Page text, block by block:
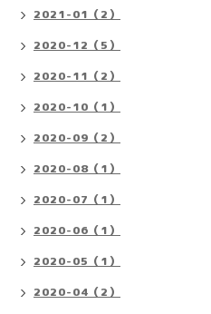
2021-01（2）
2020-12（5）
2020-11（2）
2020-10（1）
2020-09（2）
2020-08（1）
2020-07（1）
2020-06（1）
2020-05（1）
2020-04（2）